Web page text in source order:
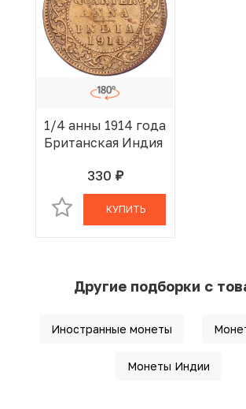
1/4 анны 1914 года
Британская Индия
330 руб.
В КОРЗИНЕ
КУПИТЬ
Другие подборки с
Иностранные монеты
Монеты Индии